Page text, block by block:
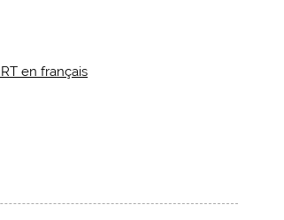
en français